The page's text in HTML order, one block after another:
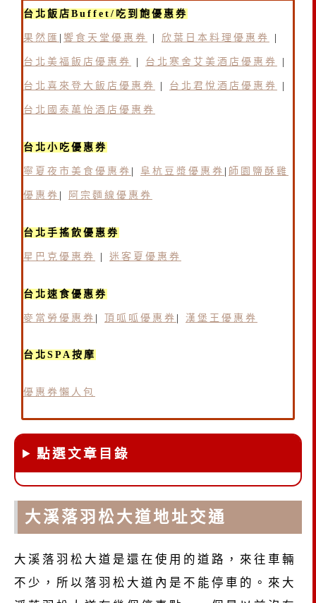
台北飯店Buffet/吃到飽優惠券
果然匯 饗食天堂優惠券 欣葉日本料理優惠券
台北美福飯店優惠券 台北寒舍艾美酒店優惠券
台北喜來登大飯店優惠券 台北君悅酒店優惠券
台北國泰萬怡酒店優惠券
台北小吃優惠券
寧夏夜市美食優惠券 阜杭豆漿優惠券 師園鹽酥雞
優惠券 阿宗麵線優惠券
台北手搖飲優惠券
星巴克優惠券 迷客夏優惠券
台北速食優惠券
麥當勞優惠券 | 頂呱呱優惠券 | 漢堡王優惠券
台北SPA按摩
優惠券懶人包
點選文章目錄
大溪落羽松大道地址交通
大溪落羽松大道是還在使用的道路，來往車輛
不少，所以落羽松大道內是不能停車的。來大